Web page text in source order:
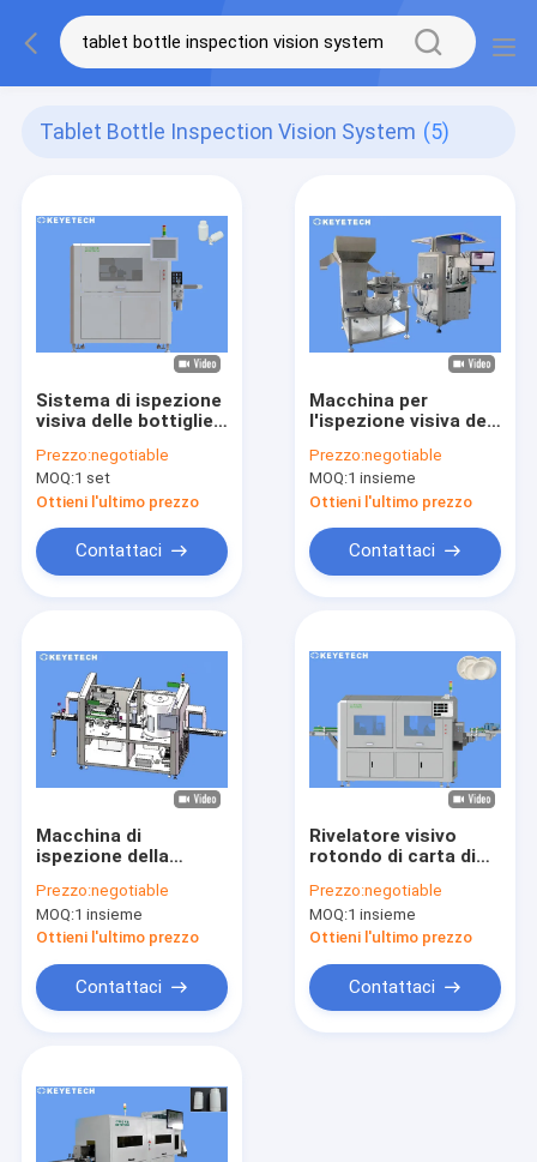
Tablet Bottle Inspection Vision System (5)
Sistema di ispezione
visiva delle bottiglie
per contenitori da 30
a 150 cc
Prezzo:negotiable
MOQ:1 set
Ottieni l'ultimo prezzo
Contattaci
Macchina per
l'ispezione visiva del
di olio lubrificante
con sistema di
selezione online
Prezzo:negotiable
MOQ:1 insieme
Ottieni l'ultimo prezzo
Contattaci
Macchina di
ispezione della
di plastica per
lubrificante da
stampaggio a soffio
Prezzo:negotiable
MOQ:1 insieme
Ottieni l'ultimo prezzo
Contattaci
Rivelatore visivo
rotondo di carta di
sistema di ispezione
del piatto
Prezzo:negotiable
MOQ:1 insieme
Ottieni l'ultimo prezzo
Contattaci